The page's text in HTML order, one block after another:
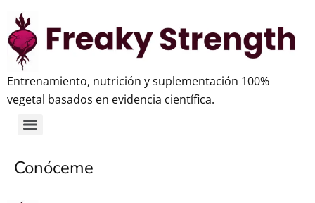
Entrenamiento, nutrición y suplementación 100%
vegetal basados en evidencia científica.
Conóceme